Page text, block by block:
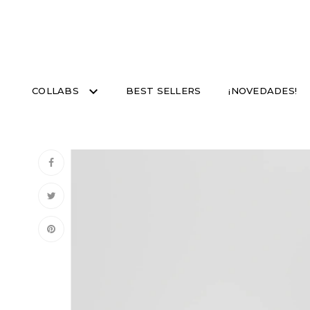
COLLABS BEST SELLERS ¡NOVEDADES!